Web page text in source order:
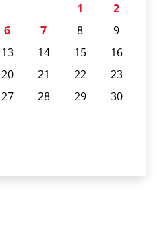
1
2
6 7 8
9
13 14 15
16
20 21 22
23
27 28 29
30